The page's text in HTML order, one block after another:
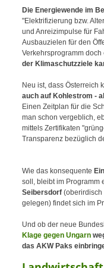
Die Energiewende im
"Elektrifizierung bzw.
und Anreizimpulse für
Ausbauzielen für den
Verkehrsprogramm
der Klimaschutzziele
Neu ist, dass Österreich
auch auf Kohlestrom -
Einen Zeitplan für die
man schon vergeblich,
mittels Zertifikaten
Transparenz bezüglich
Wie das konsequente
soll, bleibt im Programm
Seibersdorf (oberirdisch
gelegen) findet sich im
Und ob der neue
Klage gegen Ungarn
das AKW Paks